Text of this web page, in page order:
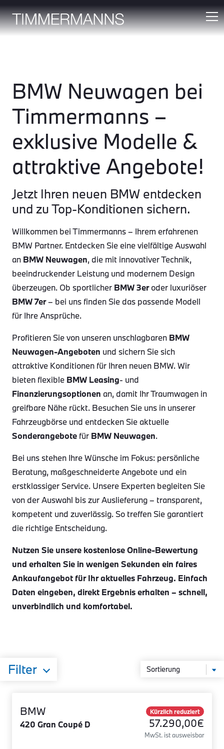
BMW Neuwagen bei
Timmermanns –
exklusive Modelle &
attraktive Angebote!
Jetzt Ihren neuen BMW entdecken
und zu Top-Konditionen sichern.
Willkommen bei Timmermanns – Ihrem erfahrenen
BMW Partner. Entdecken Sie eine vielfältige Auswahl
an BMW Neuwagen, die mit innovativer Technik,
beeindruckender Leistung und modernem Design
überzeugen. Ob sportlicher BMW 3eroder luxuriöser
BMW 7er– bei uns finden Sie das passende Modell
für Ihre Ansprüche.
Profitieren Sie von unseren unschlagbaren BMW
Neuwagen-Angeboten und sichern Sie sich
attraktive Konditionen für Ihren neuen BMW. Wir
bieten flexible BMW Leasing- und
Finanzierungsoptionen an, damit Ihr Traumwagen in
greifbare Nähe rückt. Besuchen Sie uns in unserer
Fahrzeugbörse und entdecken Sie aktuelle
Sonderangebote für BMW Neuwagen.
Bei uns stehen Ihre Wünsche im Fokus: persönliche
Beratung, maßgeschneiderte Angebote und ein
erstklassiger Service. Unsere Experten begleiten Sie
von der Auswahl bis zur Auslieferung – transparent,
kompetent und zuverlässig. So treffen Sie garantiert
die richtige Entscheidung.
Nutzen Sie unsere kostenlose Online-Bewertung
und erhalten Sie in wenigen Sekunden ein faires
Ankaufangebot für Ihr aktuelles Fahrzeug. Einfach
Daten eingeben, direkt Ergebnis erhalten – schnell,
unverbindlich und komfortabel.
Filter
BMW
420 Gran Coupé D
Kürzlich reduziert
57.290,00€
MwSt. ist ausweisbar